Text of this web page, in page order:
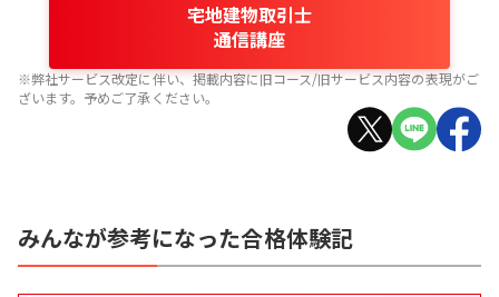
宅地建物取引士
通信講座
※弊社サービス改定に伴い、掲載内容に旧コース/旧サービス内容の表現がご
ざいます。予めご了承ください。
みんなが参考になった合格体験記